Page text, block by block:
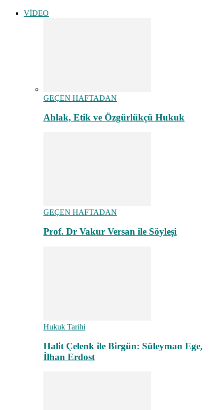
VİDEO
GEÇEN HAFTADAN
Ahlak, Etik ve Özgürlükçü Hukuk
GEÇEN HAFTADAN
Prof. Dr Vakur Versan ile Söyleşi
Hukuk Tarihi
Halit Çelenk ile Birgün: Süleyman Ege,
İlhan Erdost